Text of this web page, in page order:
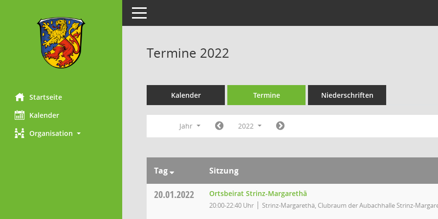
Startseite
Kalender
Organisation
Toggle navigation
Termine 2022
Kalender Termine Niederschriften
Jahr 2022
Tag Sitzung
20.01.2022 Ortsbeirat Strinz-Margarethä
20:00-22:40 Uhr Strinz-Margarethä, Clubraum der Aubachhalle Strinz-